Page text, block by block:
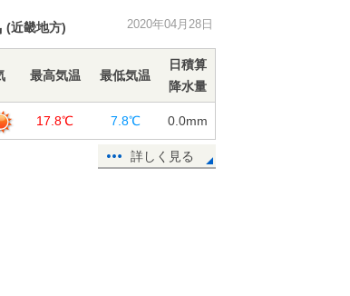
都心に虹かかる 引き続き変わ
の天気 天気を上手に活用して
をピッカピカにしよう!
(近畿地方) 2020年04月28日
最高気温 最低気温
日積算
降水量
17.8℃ 7.8℃ 0.0mm
詳しく見る